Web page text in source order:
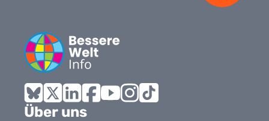
Bluesky
X LinkedInFacebook
Über uns